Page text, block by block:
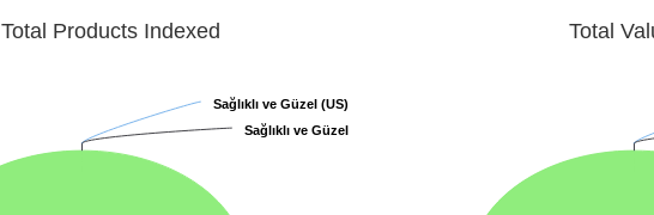
Total Products Indexed
Sağlıklı ve Güzel (US)
Sağlıklı ve Güzel (US)
Sağlıklı ve Güzel
Sağlıklı ve Güzel
Total